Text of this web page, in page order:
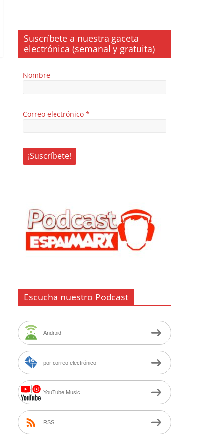
Suscríbete a nuestra gaceta
electrónica (semanal y gratuita)
Nombre
Correo electrónico *
Escucha nuestro Podcast
Android
por correo electrónico
YouTube Music
RSS